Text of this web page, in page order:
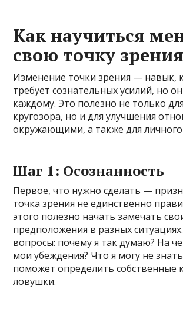
Как научиться
свою точку
Изменение точки зрения — навык,
требует сознательных усилий, но
каждому. Это полезно не только
кругозора, но и для улучшения
окружающими, а также для личного
Шаг 1: Осознанность
Первое, что нужно сделать —
точка зрения не единственно
этого полезно начать замечать
предположения в разных
вопросы: почему я так думаю? На
мои убеждения? Что я могу не
поможет определить собственные
ловушки.